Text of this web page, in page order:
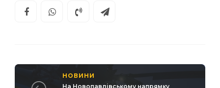
НОВИНИ
На Новопавлівському напрямку